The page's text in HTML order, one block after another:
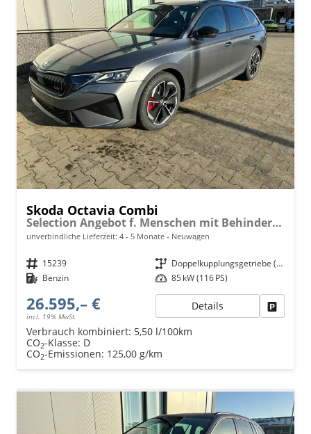
Skoda Octavia Combi
Selection Angebot f. Menschen mit Behinderung ab 50 %! 1.5 TSI Mild-Hybrid 115PS DSG/AUTOMATIK, 16" Alufelgen, Climatronic, LED-Scheinwerfer, Parksensoren hinten, Radio 10" + Wireless Smartlink, Tempomat, Multifunktions-Lederlenkrad, Dachreling
unverbindliche Lieferzeit: 4 - 5 Monate Neuwagen
Fahrzeugnr. 15239 Getriebe
Doppelkupplungsgetriebe (DSG)
Kraftstoff Benzin Leistung 85 kW (116 PS)
26.595,– €
incl. 19% MwSt.
Details
Verbrauch kombiniert: 5,50 l/100km
CO2-Klasse: D
CO2-Emissionen: 125,00 g/km